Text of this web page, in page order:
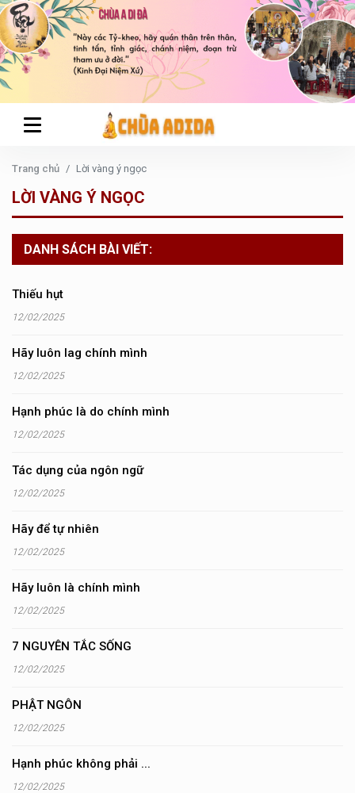
Trang chủ Lời vàng ý ngọc
LỜI VÀNG Ý NGỌC
DANH SÁCH BÀI VIẾT:
Thiếu hụt
12/02/2025
Hãy luôn lag chính mình
12/02/2025
Hạnh phúc là do chính mình
12/02/2025
Tác dụng của ngôn ngữ
12/02/2025
Hãy để tự nhiên
12/02/2025
Hãy luôn là chính mình
12/02/2025
7 NGUYÊN TẮC SỐNG
12/02/2025
PHẬT NGÔN
12/02/2025
Hạnh phúc không phải ...
12/02/2025